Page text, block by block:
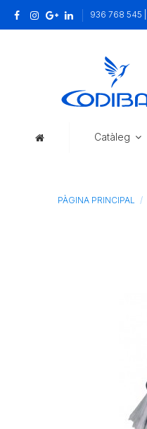
936 768 545
Catàleg
PÀGINA PRINCIPAL